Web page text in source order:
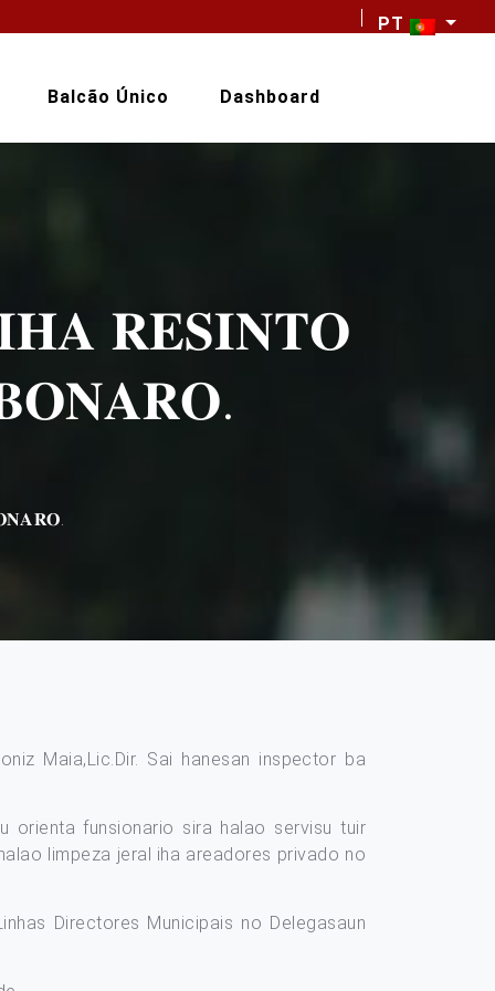
PT
Balcão Único Dashboard
𝐑𝐄𝐒𝐈𝐍𝐓𝐎
Maia,Lic.Dir. Sai hanesan inspector ba
orienta funsionario sira halao servisu tuir
limpeza jeral iha areadores privado no
Directores Municipais no Delegasaun